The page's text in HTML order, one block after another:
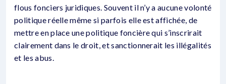
flous fonciers juridiques. Souvent il n’y a aucune volonté
politique réelle même si parfois elle est affichée, de
mettre en place une politique foncière qui s’inscrirait
clairement dans le droit, et sanctionnerait les illégalités
et les abus.